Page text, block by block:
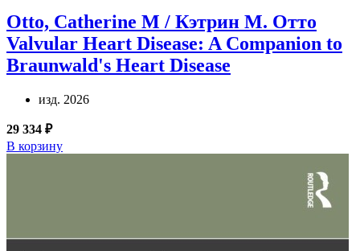
Otto, Catherine M / Кэтрин М. Отто
Valvular Heart Disease: A Companion to
Braunwald's Heart Disease
изд. 2026
29 334 ₽
В корзину